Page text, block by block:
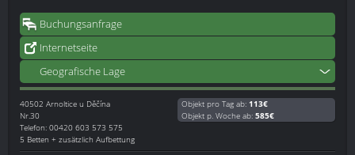
Buchungsanfrage
Internetseite
Geografische Lage
40502 Arnoltice u Děčína
Nr.30
Telefon: 00420 603 573 575
5 Betten + zusätzlich Aufbettung
Objekt pro Tag ab: 113€
Objekt p. Woche ab: 585€